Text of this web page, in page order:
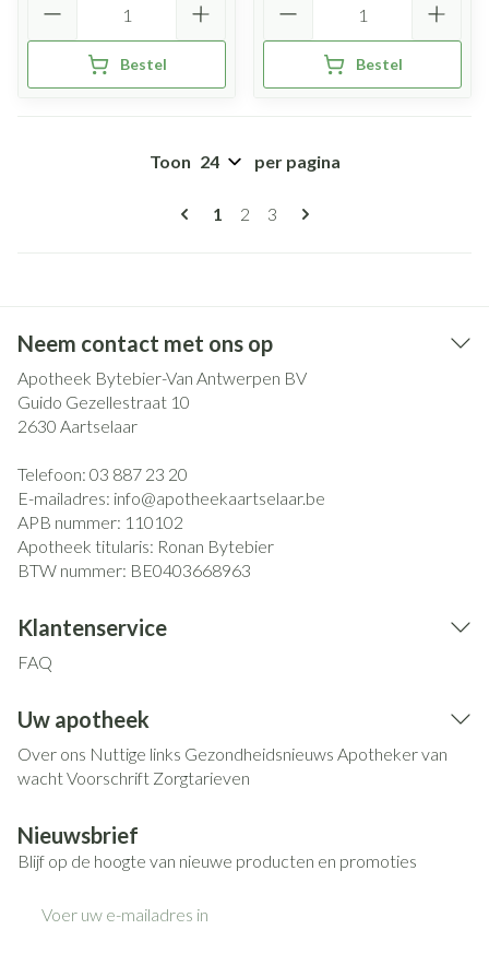
Bestel Bestel
Pagina's
U lees momenteel pagina
1 Pagina
2 Pagina
3
Toon per pagina
Neem contact met ons op
Apotheek Bytebier-Van Antwerpen BV
Guido Gezellestraat 10
2630 Aartselaar
Telefoon: 03 887 23 20
E-mailadres: info@apotheekaartselaar.be
APB nummer: 110102
Apotheek titularis: Ronan Bytebier
BTW nummer: BE0403668963
Klantenservice
FAQ
Uw apotheek
Over ons Nuttige links Gezondheidsnieuws Apotheker van
wachtVoorschrift Zorgtarieven
Nieuwsbrief
Blijf op de hoogte van nieuwe producten en promoties